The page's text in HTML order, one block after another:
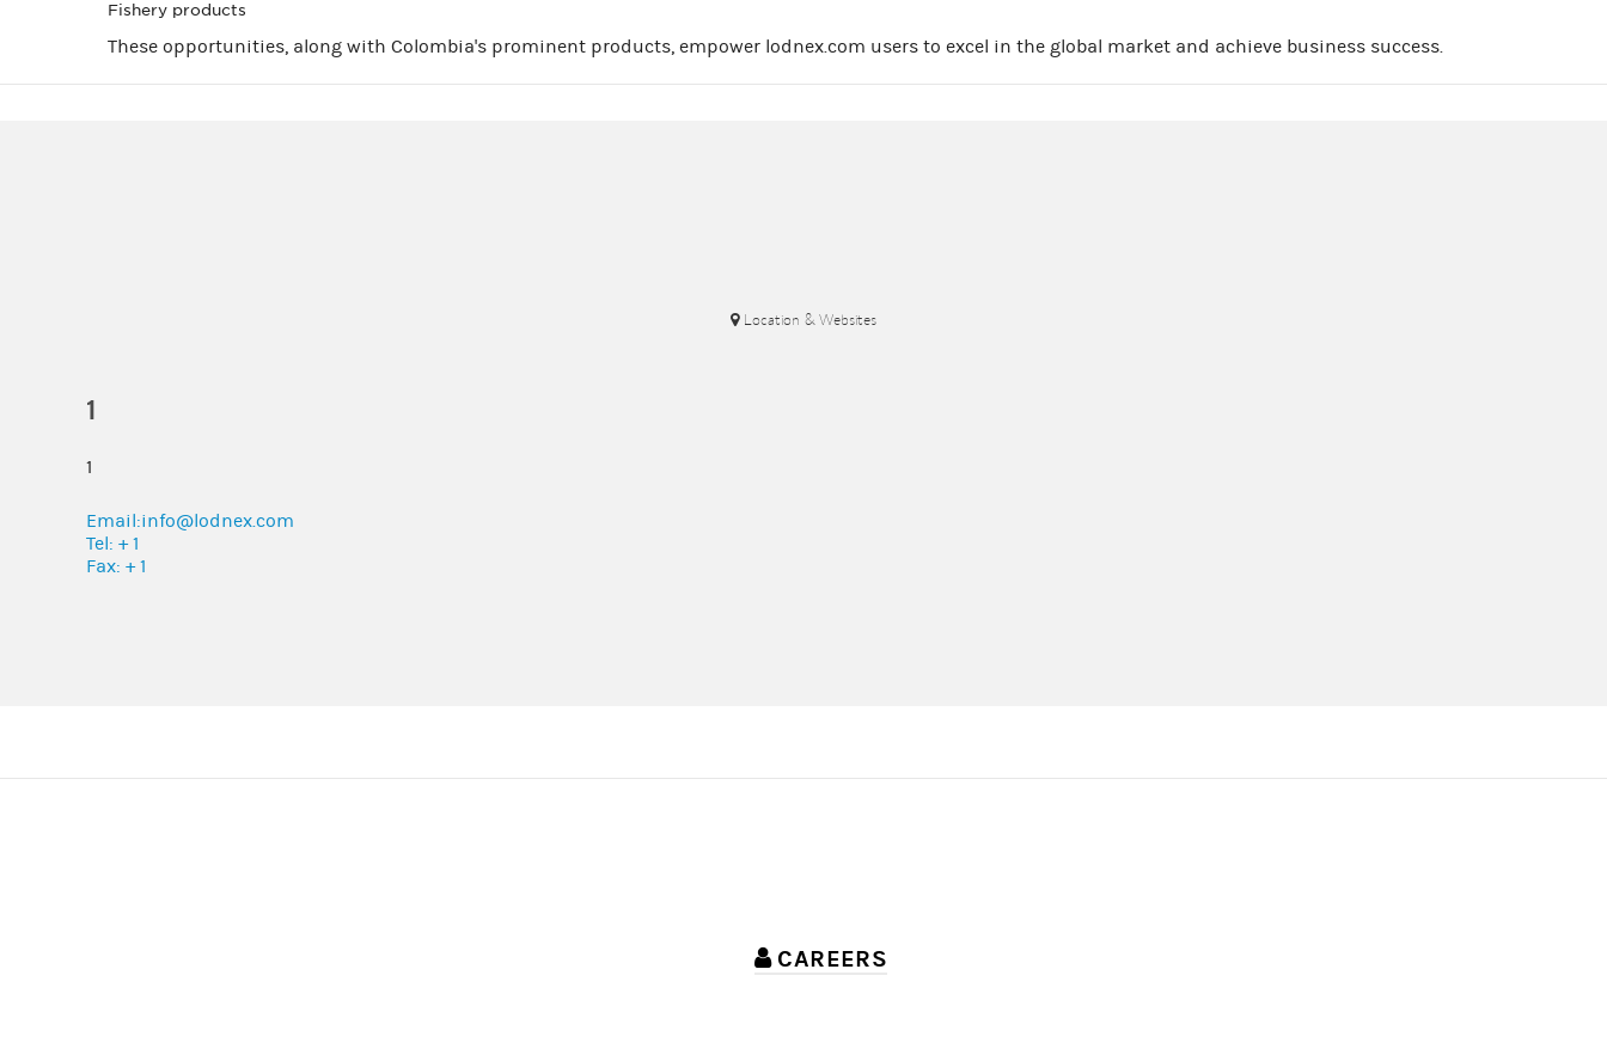
Fishery products
These opportunities, along with Colombia's prominent products, empower lodnex.com users to excel in the global market and achieve business success.
Location & Websites
1
1
Email:info@lodnex.com
Tel: + 1
Fax: + 1
CAREERS